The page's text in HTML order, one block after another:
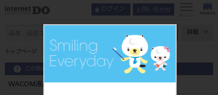
ログイン お問い合わせ
メニュー
詳細
トップページ WACOM液晶ペンタブレット DTK-1660E
この商品に関するお問い合わせ
WACOM液晶ペンタブレット DTK-1660E